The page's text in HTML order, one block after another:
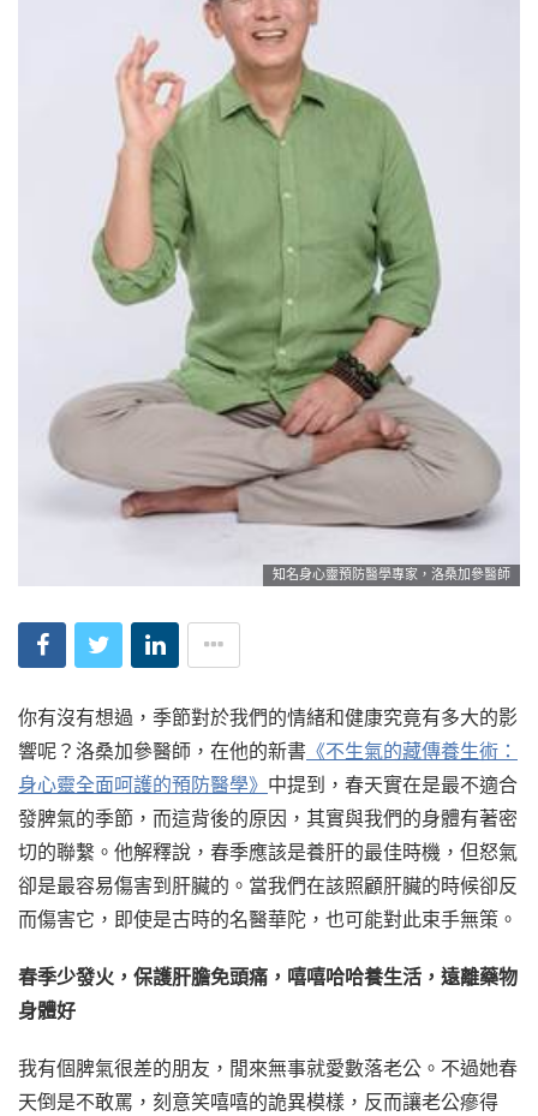
知名身心靈預防醫學專家，洛桑加參醫師
你有沒有想過，季節對於我們的情緒和健康究竟有多大的影
響呢？洛桑加參醫師，在他的新書 《不生氣的藏傳養生術：
身心靈全面呵護的預防醫學》 中提到，春天實在是最不適合
發脾氣的季節，而這背後的原因，其實與我們的身體有著密
切的聯繫。他解釋說，春季應該是養肝的最佳時機，但怒氣
卻是最容易傷害到肝臟的。當我們在該照顧肝臟的時候卻反
而傷害它，即使是古時的名醫華陀，也可能對此束手無策。
春季少發火，保護肝膽免頭痛，嘻嘻哈哈養生活，遠離藥物
身體好
我有個脾氣很差的朋友，閒來無事就愛數落老公。不過她春
天倒是不敢罵，刻意笑嘻嘻的詭異模樣，反而讓老公瘮得